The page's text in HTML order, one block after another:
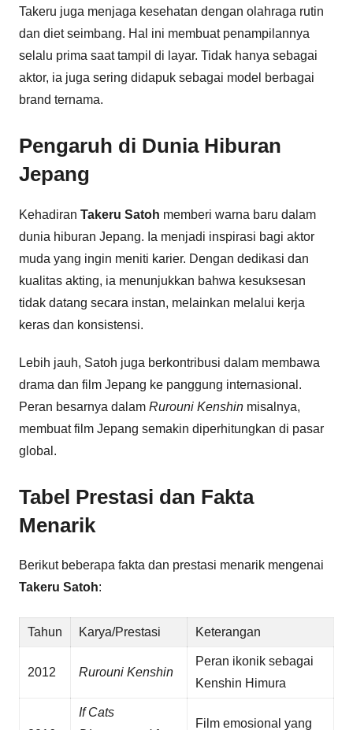
Takeru juga menjaga kesehatan dengan olahraga rutin
dan diet seimbang. Hal ini membuat penampilannya
selalu prima saat tampil di layar. Tidak hanya sebagai
aktor, ia juga sering didapuk sebagai model berbagai
brand ternama.
Pengaruh di Dunia Hiburan
Jepang
Kehadiran Takeru Satoh memberi warna baru dalam
dunia hiburan Jepang. Ia menjadi inspirasi bagi aktor
muda yang ingin meniti karier. Dengan dedikasi dan
kualitas akting, ia menunjukkan bahwa kesuksesan
tidak datang secara instan, melainkan melalui kerja
keras dan konsistensi.
Lebih jauh, Satoh juga berkontribusi dalam membawa
drama dan film Jepang ke panggung internasional.
Peran besarnya dalam Rurouni Kenshin misalnya,
membuat film Jepang semakin diperhitungkan di pasar
global.
Tabel Prestasi dan Fakta
Menarik
Berikut beberapa fakta dan prestasi menarik mengenai
Takeru Satoh:
Tahun Karya/Prestasi Keterangan
2012 Rurouni Kenshin
Peran ikonik sebagai
Kenshin Himura
If Cats
Film emosional yang